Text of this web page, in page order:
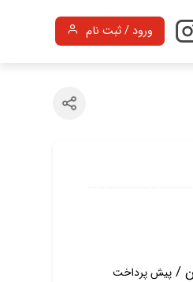
ورود / ثبت نام
پیش پرداخت